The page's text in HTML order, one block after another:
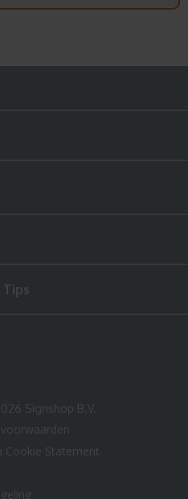
Signshop B.V.
Cookie Statement